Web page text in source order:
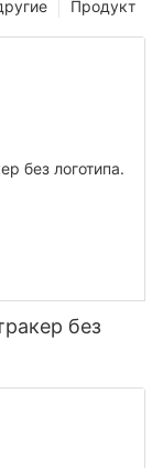
Продукт
без